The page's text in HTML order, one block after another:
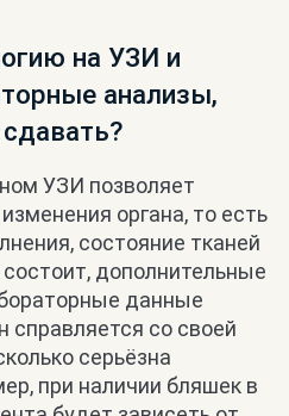
на УЗИ и
анализы,
УЗИ позволяет
органа, то есть
состояние тканей
дополнительные
данные
справляется со своей
серьёзна
при наличии бляшек в